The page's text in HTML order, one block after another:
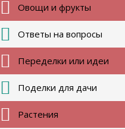
Овощи и фрукты
Ответы на вопросы
Переделки или идеи
Поделки для дачи
Растения